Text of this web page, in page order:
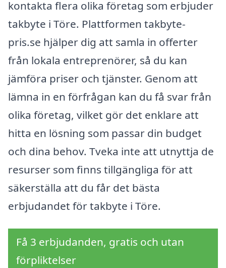
kontakta flera olika företag som erbjuder
takbyte i Töre. Plattformen takbyte-
pris.se hjälper dig att samla in offerter
från lokala entreprenörer, så du kan
jämföra priser och tjänster. Genom att
lämna in en förfrågan kan du få svar från
olika företag, vilket gör det enklare att
hitta en lösning som passar din budget
och dina behov. Tveka inte att utnyttja de
resurser som finns tillgängliga för att
säkerställa att du får det bästa
erbjudandet för takbyte i Töre.
Få 3 erbjudanden, gratis och utan
förpliktelser